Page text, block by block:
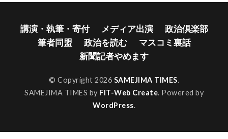
講演・執筆・寄付 メディア出演
政治倶楽部
筆者同盟
政治を読む
マスコミ裏話
新聞記者やめます
© Copyright 2026 SAMEJIMA TIMES.
SAMEJIMA TIMES by FIT-Web Create. Powered by
WordPress.